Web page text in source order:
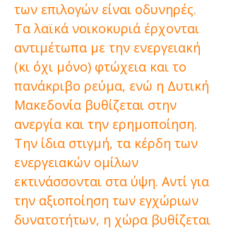
των επιλογών είναι οδυνηρές.
Τα λαϊκά νοικοκυριά έρχονται
αντιμέτωπα με την ενεργειακή
(κι όχι μόνο) φτώχεια και το
πανάκριβο ρεύμα, ενώ η Δυτική
Μακεδονία βυθίζεται στην
ανεργία και την ερημοποίηση.
Την ίδια στιγμή, τα κέρδη των
ενεργειακών ομίλων
εκτινάσσονται στα ύψη. Αντί για
την αξιοποίηση των εγχώριων
δυνατοτήτων, η χώρα βυθίζεται